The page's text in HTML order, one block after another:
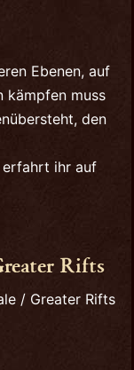
Ebenen, auf
kämpfen muss
den
erfahrt ihr auf
Rifts
/ Greater Rifts